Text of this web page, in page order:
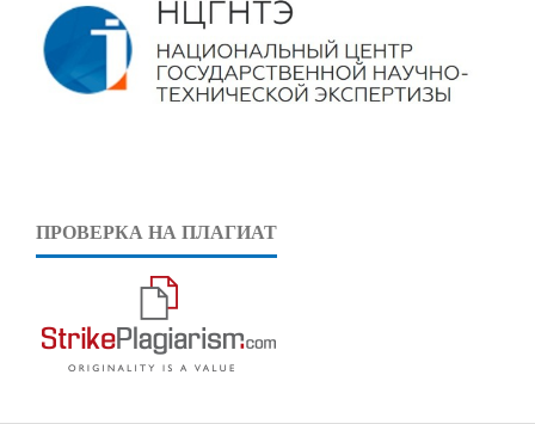
ПРОВЕРКА НА ПЛАГИАТ